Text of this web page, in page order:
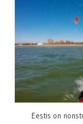
Eestis on